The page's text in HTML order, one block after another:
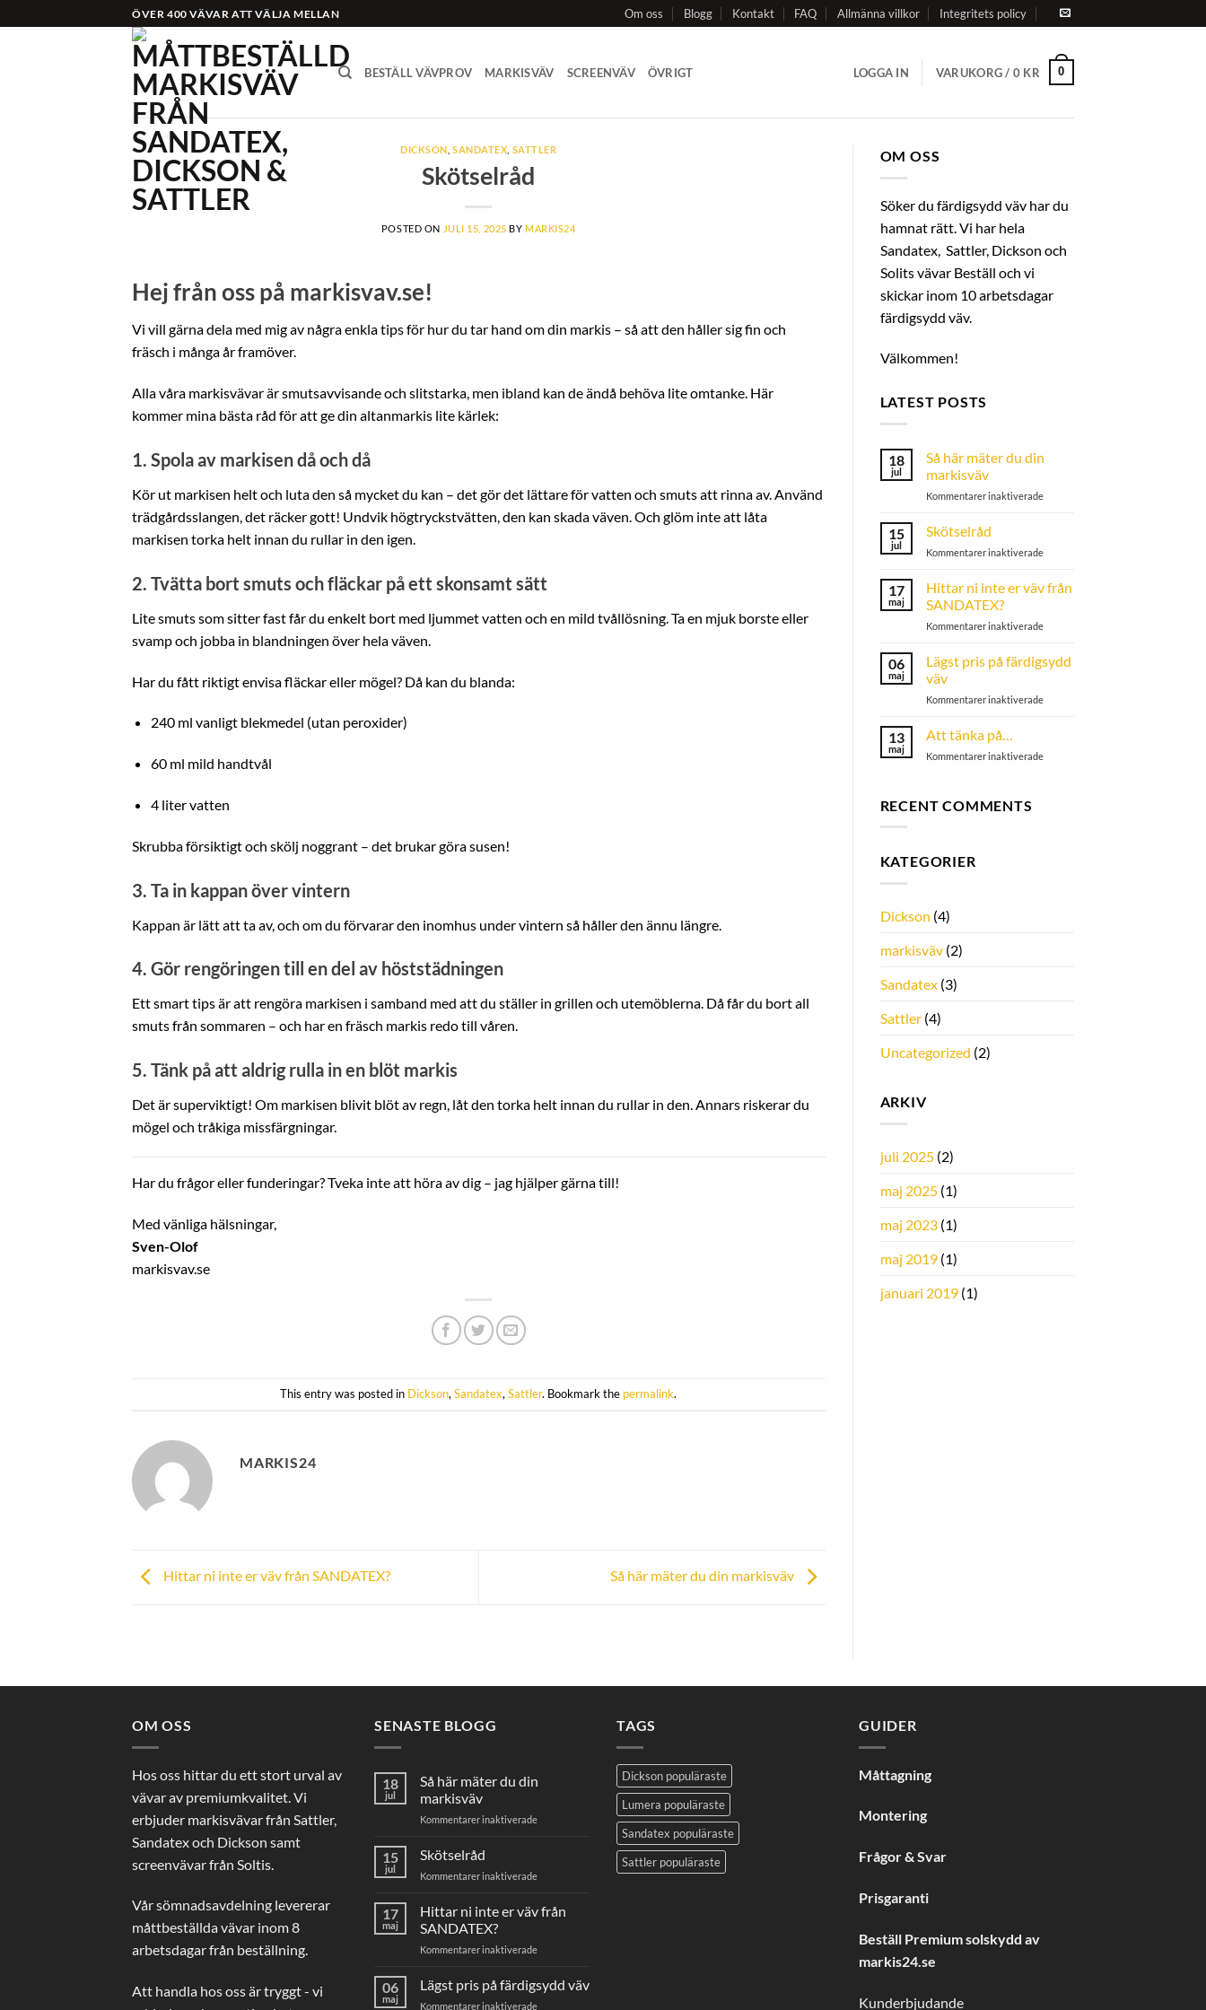
to
ÖVER 400 VÄVAR ATT VÄLJA MELLAN Om oss Blogg Kontakt FAQ Allmänna villkor Integritets policy
BESTÄLL VÄVPROV MARKISVÄV SCREENVÄV ÖVRIGT LOGGA IN VARUKORG / 0 KR 0
DICKSON SANDATEX SATTLER
Skötselråd
POSTED ON JULI 15, 2025 BY MARKIS24
Hej från oss på markisvav.se!
Vi vill gärna dela med mig av några enkla tips för hur du tar hand om din markis – så att den håller sig fin och
fräsch i många år framöver.
Alla våra markisvävar är smutsavvisande och slitstarka, men ibland kan de ändå behöva lite omtanke. Här
kommer mina bästa råd för att ge din altanmarkis lite kärlek:
1. Spola av markisen då och då
Kör ut markisen helt och luta den så mycket du kan – det gör det lättare för vatten och smuts att rinna av. Använd
trädgårdsslangen, det räcker gott! Undvik högtryckstvätten, den kan skada väven. Och glöm inte att låta
markisen torka helt innan du rullar in den igen.
2. Tvätta bort smuts och fläckar på ett skonsamt sätt
Lite smuts som sitter fast får du enkelt bort med ljummet vatten och en mild tvållösning. Ta en mjuk borste eller
svamp och jobba in blandningen över hela väven.
Har du fått riktigt envisa fläckar eller mögel? Då kan du blanda:
240 ml vanligt blekmedel (utan peroxider)
60 ml mild handtvål
4 liter vatten
Skrubba försiktigt och skölj noggrant – det brukar göra susen!
3. Ta in kappan över vintern
Kappan är lätt att ta av, och om du förvarar den inomhus under vintern så håller den ännu längre.
4. Gör rengöringen till en del av höststädningen
Ett smart tips är att rengöra markisen i samband med att du ställer in grillen och utemöblerna. Då får du bort all
smuts från sommaren – och har en fräsch markis redo till våren.
5. Tänk på att aldrig rulla in en blöt markis
Det är superviktigt! Om markisen blivit blöt av regn, låt den torka helt innan du rullar in den. Annars riskerar du
mögel och tråkiga missfärgningar.
Har du frågor eller funderingar? Tveka inte att höra av dig – jag hjälper gärna till!
Med vänliga hälsningar,
Sven-Olof
markisvav.se
This entry was posted in Dickson,Sandatex,Sattler. Bookmark the permalink.
MARKIS24
Hittar ni inte er väv från SANDATEX? Så här mäter du din markisväv
OM OSS
Söker du färdigsydd väv har du
hamnat rätt. Vi har hela
Sandatex, Sattler, Dickson och
Solits vävar Beställ och vi
skickar inom 10 arbetsdagar
färdigsydd väv.
Välkommen!
LATEST POSTS
18
jul
Så här mäter du din
markisväv
Kommentarer inaktiveradeför
du
markisväv
15
jul
Skötselråd
Kommentarer inaktiveradeför
17
maj
Hittar ni inte er väv från
SANDATEX?
Kommentarer inaktiveradeför
inte
väv
06
maj
Lägst pris på färdigsydd
väv
Kommentarer inaktiveradeför
färdigsydd
13
maj
Att tänka på…
Kommentarer inaktiveradeför
RECENT COMMENTS
KATEGORIER
Dickson (4)
markisväv(2)
Sandatex(3)
Sattler(4)
Uncategorized (2)
ARKIV
juli 2025(2)
maj 2025(1)
maj 2023(1)
maj 2019(1)
januari 2019(1)
OM OSS
Hos oss hittar du ett stort urval av
vävar av premiumkvalitet. Vi
erbjuder markisvävar från Sattler,
Sandatex och Dickson samt
screenvävar från Soltis.
Vår sömnadsavdelning levererar
måttbeställda vävar inom 8
arbetsdagar från beställning.
Att handla hos oss är tryggt - vi
SENASTE BLOGG
18
jul
Så här mäter du din
markisväv
Kommentarer inaktiveradeför
du
markisväv
15
jul
Skötselråd
Kommentarer inaktiveradeför
17
maj
Hittar ni inte er väv från
SANDATEX?
Kommentarer inaktiveradeför
inte
06
maj
Lägst pris på färdigsydd väv
Kommentarer inaktiveradeför
TAGS
Dickson populäraste
Lumera populäraste
Sandatex populäraste
Sattler populäraste
GUIDER
Måttagning
Montering
Frågor & Svar
Prisgaranti
Beställ Premium solskydd av
markis24.se
Kunderbjudande